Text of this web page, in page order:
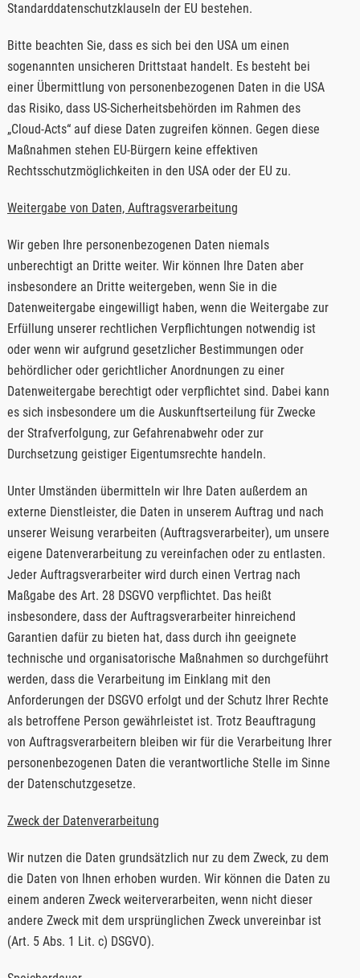
Standarddatenschutzklauseln der EU bestehen.
Bitte beachten Sie, dass es sich bei den USA um einen
sogenannten unsicheren Drittstaat handelt. Es besteht bei
einer Übermittlung von personenbezogenen Daten in die USA
das Risiko, dass US-Sicherheitsbehörden im Rahmen des
„Cloud-Acts“ auf diese Daten zugreifen können. Gegen diese
Maßnahmen stehen EU-Bürgern keine effektiven
Rechtsschutzmöglichkeiten in den USA oder der EU zu.
Weitergabe von Daten, Auftragsverarbeitung
Wir geben Ihre personenbezogenen Daten niemals
unberechtigt an Dritte weiter. Wir können Ihre Daten aber
insbesondere an Dritte weitergeben, wenn Sie in die
Datenweitergabe eingewilligt haben, wenn die Weitergabe zur
Erfüllung unserer rechtlichen Verpflichtungen notwendig ist
oder wenn wir aufgrund gesetzlicher Bestimmungen oder
behördlicher oder gerichtlicher Anordnungen zu einer
Datenweitergabe berechtigt oder verpflichtet sind. Dabei kann
es sich insbesondere um die Auskunftserteilung für Zwecke
der Strafverfolgung, zur Gefahrenabwehr oder zur
Durchsetzung geistiger Eigentumsrechte handeln.
Unter Umständen übermitteln wir Ihre Daten außerdem an
externe Dienstleister, die Daten in unserem Auftrag und nach
unserer Weisung verarbeiten (Auftragsverarbeiter), um unsere
eigene Datenverarbeitung zu vereinfachen oder zu entlasten.
Jeder Auftragsverarbeiter wird durch einen Vertrag nach
Maßgabe des Art. 28 DSGVO verpflichtet. Das heißt
insbesondere, dass der Auftragsverarbeiter hinreichend
Garantien dafür zu bieten hat, dass durch ihn geeignete
technische und organisatorische Maßnahmen so durchgeführt
werden, dass die Verarbeitung im Einklang mit den
Anforderungen der DSGVO erfolgt und der Schutz Ihrer Rechte
als betroffene Person gewährleistet ist. Trotz Beauftragung
von Auftragsverarbeitern bleiben wir für die Verarbeitung Ihrer
personenbezogenen Daten die verantwortliche Stelle im Sinne
der Datenschutzgesetze.
Zweck der Datenverarbeitung
Wir nutzen die Daten grundsätzlich nur zu dem Zweck, zu dem
die Daten von Ihnen erhoben wurden. Wir können die Daten zu
einem anderen Zweck weiterverarbeiten, wenn nicht dieser
andere Zweck mit dem ursprünglichen Zweck unvereinbar ist
(Art. 5 Abs. 1 Lit. c) DSGVO).